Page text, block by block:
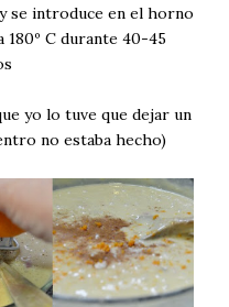
se introduce en el horno
C durante 40-45
yo lo tuve que dejar un
no estaba hecho)